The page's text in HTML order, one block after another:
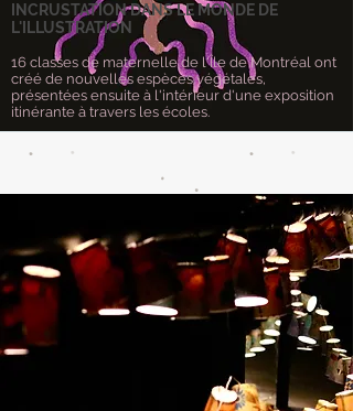
INCRUSTATION DANS LE MONDE DE
L'ILLUSTRATION
16 classes de maternelle de l'Île de Montréal ont
créé de nouvelles espèces végétales,
présentées ensuite à l'intérieur d'une exposition
itinérante à travers les écoles.